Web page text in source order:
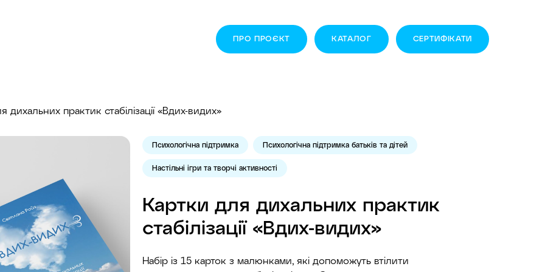
ПРО ПРОЄКТ КАТАЛОГ СЕРТИФІКАТИ
дихальних практик стабілізації «Вдих-видих»
Психологічна підтримка Психологічна підтримка батьків та дітей
Настільні ігри та творчі активності
Картки для дихальних практик
стабілізації «Вдих-видих»
Набір із 15 карток з малюнками, які допоможуть втілити